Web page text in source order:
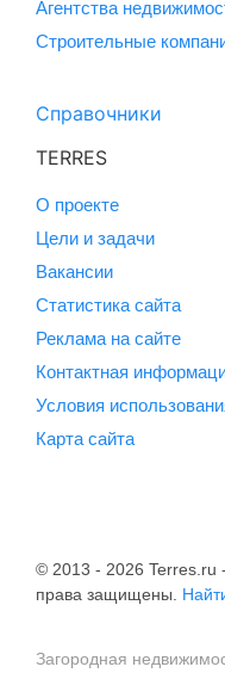
Агентства
Строительные
Справочники
TERRES
О проекте
Цели и задачи
Вакансии
Статистика сайта
Реклама на сайте
Контактная
Условия
Карта сайта
© 2013 - 2026 Terres.ru
права защищены.
Загородная